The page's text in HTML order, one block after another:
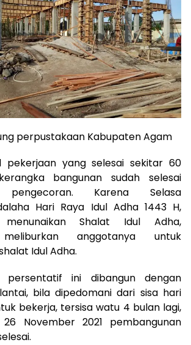
perpustakaan Kabupaten Agam
pekerjaan yang selesai sekitar 60
bangunan sudah selesai
pengecoran. Karena Selasa
Hari Raya Idul Adha 1443 H,
Shalat Idul Adha,
anggotanya untuk
Idul Adha.
persentatif ini dibangun dengan
bila dipedomani dari sisa hari
bekerja, tersisa watu 4 bulan lagi,
November 2021 pembangunan